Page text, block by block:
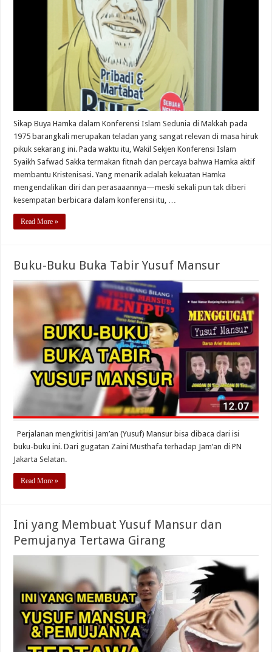
Sikap Buya Hamka dalam Konferensi Islam Sedunia di Makkah pada
1975 barangkali merupakan teladan yang sangat relevan di masa hiruk
pikuk sekarang ini. Pada waktu itu, Wakil Sekjen Konferensi Islam
Syaikh Safwad Sakka termakan fitnah dan percaya bahwa Hamka aktif
membantu Kristenisasi. Yang menarik adalah kekuatan Hamka
mengendalikan diri dan perasaaannya—meski sekali pun tak diberi
kesempatan berbicara dalam konferensi itu, …
Read More »
Buku-Buku Buka Tabir Yusuf Mansur
Perjalanan mengkritisi Jam’an (Yusuf) Mansur bisa dibaca dari isi
buku-buku ini. Dari gugatan Zaini Musthafa terhadap Jam’an di PN
Jakarta Selatan.
Read More »
Ini yang Membuat Yusuf Mansur dan
Pemujanya Tertawa Girang